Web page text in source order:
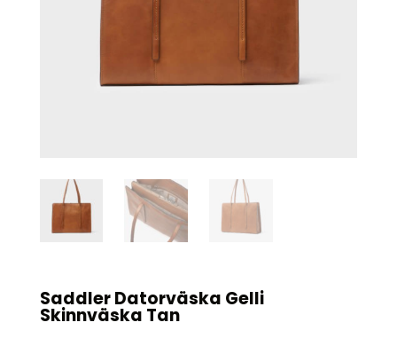
Saddler Datorväska Gelli
Skinnväska Tan